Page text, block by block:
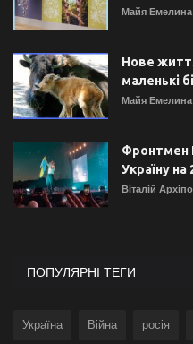
Майя Емелина
Нове
маленькі
Майя Емелина
Фронтмен
Україну на
Віталій
ПОПУЛЯРНІ ТЕГИ
Україна Війна росія